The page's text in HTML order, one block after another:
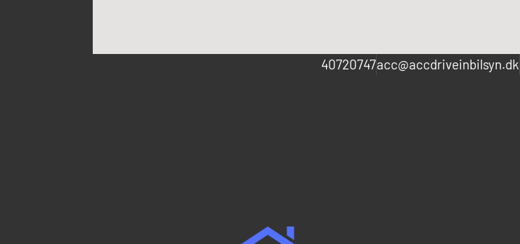
40720747acc@accdriveinbilsyn.dk